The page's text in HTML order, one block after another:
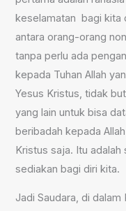
keselamatan bagi kita
antara orang-orang
tanpa perlu ada
kepada Tuhan Allah
Yesus Kristus, tidak
yang lain untuk bisa
beribadah kepada
Kristus saja. Itu adalah
sediakan bagi diri kita.
Jadi Saudara, di